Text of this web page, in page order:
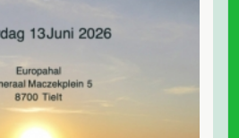
Plaats: Nieuw adres!